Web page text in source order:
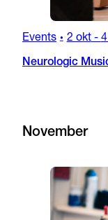
Events • 2 okt-
Neurologic
November